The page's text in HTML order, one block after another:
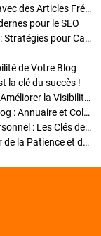
Stratégies de Publication : Boostez Votre Blog avec des Articles Fréquents et Exclusifs
pour le SEO
Enrichir Vos Articles avec des Contenus Riches : Stratégies pour Captiver et Optimiser
de Votre Blog
la clé du succès !
Optimisation SEO des Articles : Stratégies pour Améliorer la Visibilité de Votre Blog
Stratégies pour améliorer la visibilité de votre Blog : Annuaire et Collaborations
Pourquoi Investir dans un Nom de Domaine Personnel : Les Clés de la Réussite de Votre Blog
Comment Faire Émerger Votre Blog : Le Pouvoir de la Patience et de la Persévérance